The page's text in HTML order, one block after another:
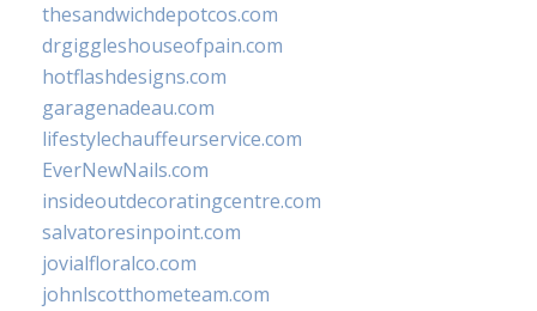
thesandwichdepotcos.com
drgiggleshouseofpain.com
hotflashdesigns.com
garagenadeau.com
lifestylechauffeurservice.com
EverNewNails.com
insideoutdecoratingcentre.com
salvatoresinpoint.com
jovialfloralco.com
johnlscotthometeam.com